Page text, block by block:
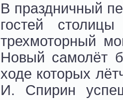
В праздничный
гостей
трехмоторный
Новый самолёт
ходе которых
И. Спирин